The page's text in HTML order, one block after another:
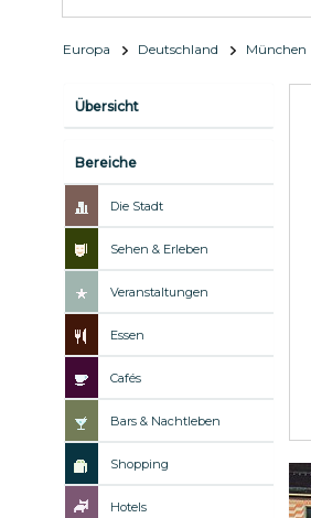
Europa Deutschland München
Übersicht
Bereiche
Die Stadt
Sehen & Erleben
Veranstaltungen
Essen
Cafés
Bars & Nachtleben
Shopping
Hotels